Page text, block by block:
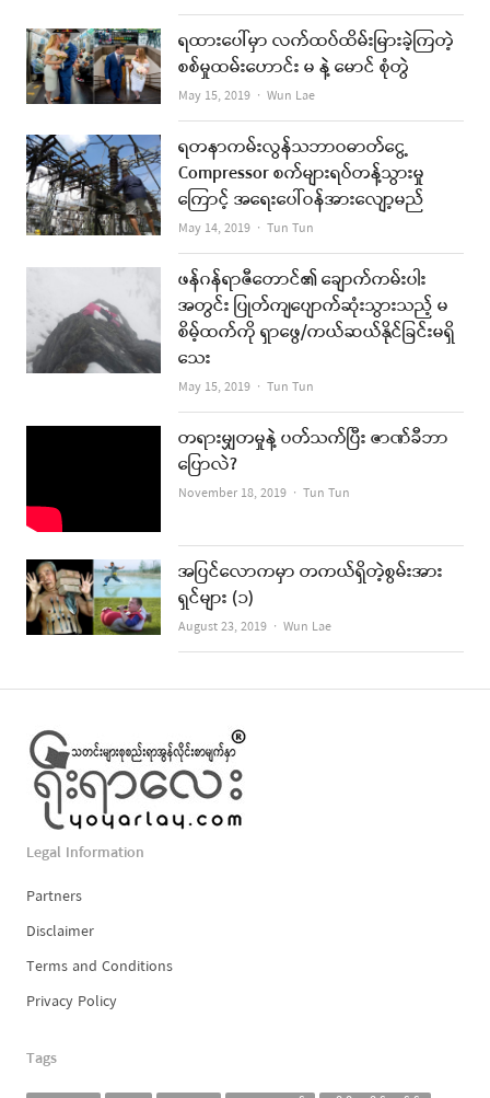
ရထားပေါ်မှာ လက်ထပ်ထိမ်းမြားခဲ့ကြတဲ့
စစ်မှုထမ်းဟောင်း မ နဲ့ မောင် စုံတွဲ
May 15, 2019 Author
Wun Lae
ရတနာကမ်းလွန်သဘာဝဓာတ်ငွေ့
Compressor စက်များရပ်တန့်သွားမှု
ကြောင့် အရေးပေါ်ဝန်အားလျော့မည်
May 14, 2019 Author
Tun Tun
ဖန်ဂန်ရာဇီတောင်၏ ချောက်ကမ်းပါး
အတွင်း ပြုတ်ကျပျောက်ဆုံးသွားသည့် မ
စိမ့်ထက်ကို ရှာဖွေ/ကယ်ဆယ်နိုင်ခြင်းမရှိ
သေး
May 15, 2019 Author
Tun Tun
တရားမျှတမှုနဲ့ ပတ်သက်ပြီး ဇာဏ်ခီဘာ
ပြောလဲ?
November 18, 2019 Author
Tun Tun
အပြင်လောကမှာ တကယ်ရှိတဲ့စွမ်းအား
ရှင်များ (၁)
August 23, 2019 Author
Wun Lae
Legal Information
Partners
Disclaimer
Terms and Conditions
Privacy Policy
Tags